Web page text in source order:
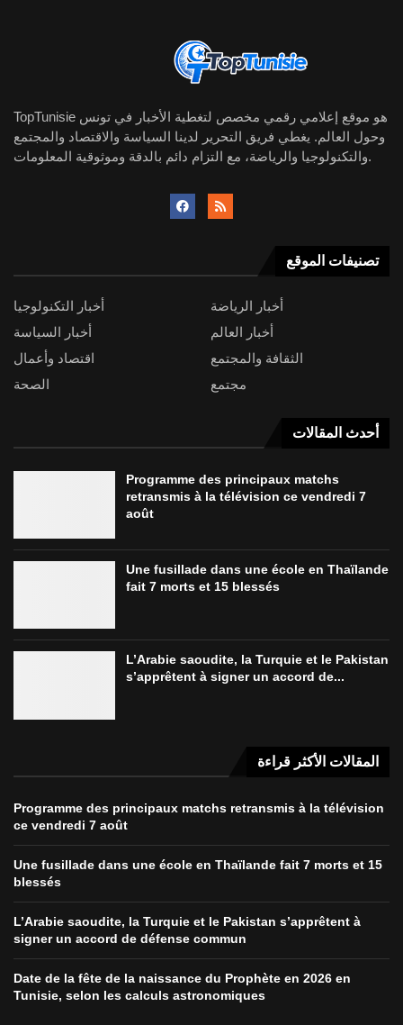
TopTunisie هو موقع إعلامي رقمي مخصص لتغطية الأخبار في تونس
وحول العالم. يغطي فريق التحرير لدينا السياسة والاقتصاد والمجتمع
والتكنولوجيا والرياضة، مع التزام دائم بالدقة وموثوقية المعلومات.
تصنيفات الموقع
أخبار التكنولوجيا
أخبار الرياضة
أخبار السياسة
أخبار العالم
اقتصاد وأعمال
الثقافة والمجتمع
الصحة
مجتمع
أحدث المقالات
Programme des principaux matchs
retransmis à la télévision ce vendredi 7
août
Une fusillade dans une école en Thaïlande
fait 7 morts et 15 blessés
L’Arabie saoudite, la Turquie et le Pakistan
s’apprêtent à signer un accord de...
المقالات الأكثر قراءة
Programme des principaux matchs retransmis à la télévision
ce vendredi 7 août
Une fusillade dans une école en Thaïlande fait 7 morts et 15
blessés
L’Arabie saoudite, la Turquie et le Pakistan s’apprêtent à
signer un accord de défense commun
Date de la fête de la naissance du Prophète en 2026 en
Tunisie, selon les calculs astronomiques